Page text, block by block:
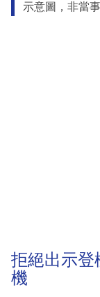
示意圖，非當
拒絕出示登
機